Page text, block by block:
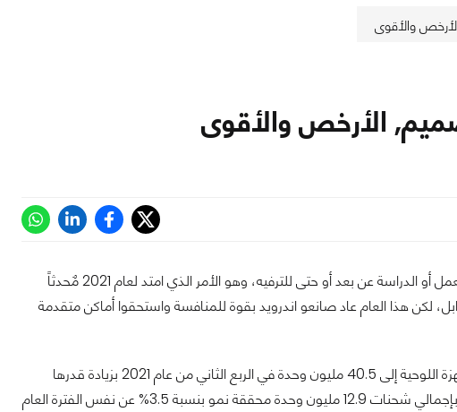
مع تفشي جائحة كورونا في 2020 زاد الاتجاه عالمياً نحو الأجهزة اللوحية سواء للعمل أو الدراسة عن بعد أو حتى للترفيه، وهو الأمر الذي امتد لعام 2021 مٌحدثاً
لكن هذا العام عاد صانعو اندرويد بقوة للمنافسة واستحقوا أماكن متقدمة
عن أداء سوق الأجهزة اللوحية هذا العام وصل عدد شحنات الأجهزة اللوحية إلى 40.5 مليون وحدة في الربع الثاني من عام 2021 بزيادة قدرها
4.2% عن نفس الفترة العام الماضي. وسيطرت ابل على 31.9% من السوق كليًّا، بإجمالي شحنات 12.9 مليون وحدة محققة نمو بنسبة 3.5% عن نفس الفترة العام